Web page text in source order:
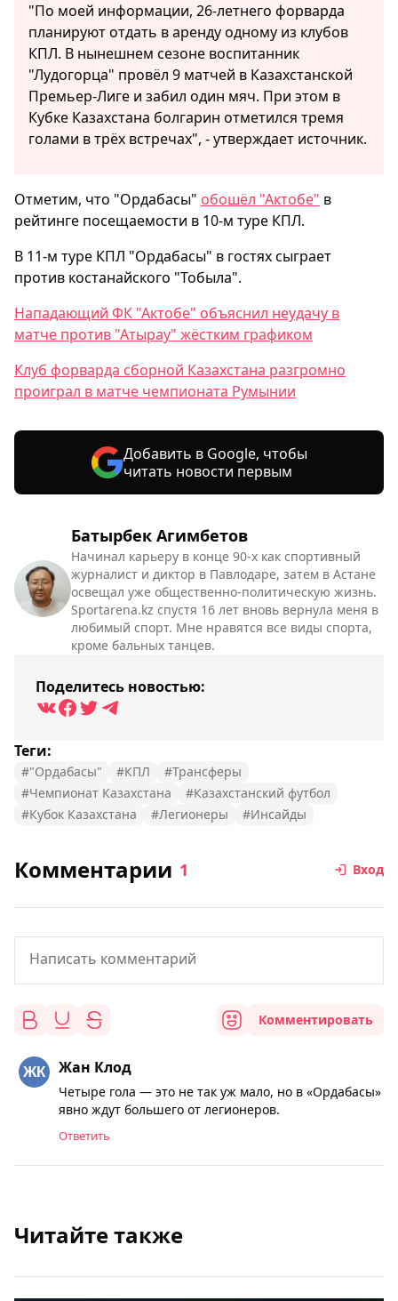
Батырбек Агимбетов
Начинал карьеру в конце 90-х как спортивный
журналист и диктор в Павлодаре, затем в Астане
освещал уже общественно-политическую жизнь.
Sportarena.kz спустя 16 лет вновь вернула меня в
любимый спорт. Мне нравятся все виды спорта,
кроме бальных танцев.
Поделитесь новостью:
Теги:
#"Ордабасы" #КПЛ
#Трансферы
#Чемпионат Казахстана
#Казахстанский футбол
#Кубок Казахстана
#Легионеры #Инсайды
"По моей информации, 26-летнего форварда
планируют отдать в аренду одному из клубов
КПЛ. В нынешнем сезоне воспитанник
"Лудогорца" провёл 9 матчей в Казахстанской
Премьер-Лиге и забил один мяч. При этом в
Кубке Казахстана болгарин отметился тремя
голами в трёх встречах", - утверждает источник.
Отметим, что "Ордабасы" обошёл "Актобе" в
рейтинге посещаемости в 10-м туре КПЛ.
В 11-м туре КПЛ "Ордабасы" в гостях сыграет
против костанайского "Тобыла".
Нападающий ФК "Актобе" объяснил неудачу в
матче против "Атырау" жёстким графиком
Клуб форварда сборной Казахстана разгромно
проиграл в матче чемпионата Румынии
Добавить в Google, чтобы
читать новости первым
Комментарии 1 Вход
Комментировать
Жан Клод
Четыре гола — это не так уж мало, но в «Ордабасы»
явно ждут большего от легионеров.
Ответить
Читайте также